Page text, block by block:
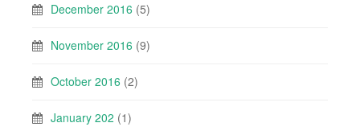
December 2016 (5)
November 2016 (9)
October 2016 (2)
January 202 (1)